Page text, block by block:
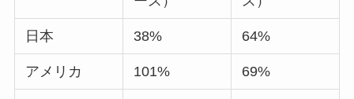
日本 38% 64%
アメリカ 101% 69%